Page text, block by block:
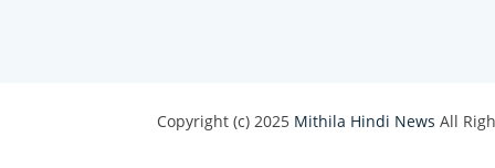
Copyright (c) 2025 Mithila Hindi News All